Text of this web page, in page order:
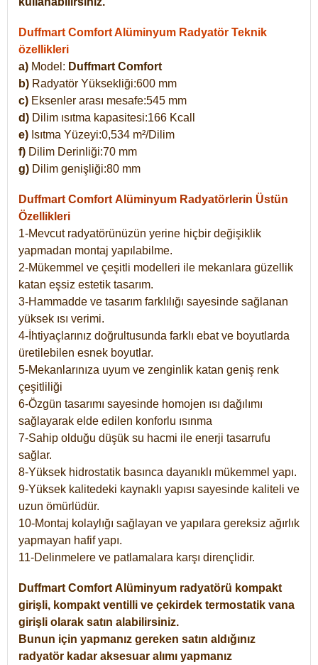
Duffmart Comfort Alüminyum Radyatör Teknik
özellikleri
a) Model: Duffmart Comfort
b) Radyatör Yüksekliği:600 mm
c) Eksenler arası mesafe:545 mm
d) Dilim ısıtma kapasitesi:166 Kcall
e) Isıtma Yüzeyi:0,534 m²/Dilim
f) Dilim Derinliği:70 mm
g) Dilim genişliği:80 mm
Duffmart Comfort Alüminyum Radyatörlerin Üstün
Özellikleri
1-Mevcut radyatörünüzün yerine hiçbir değişiklik
yapmadan montaj yapılabilme.
2-Mükemmel ve çeşitli modelleri ile mekanlara güzellik
katan eşsiz estetik tasarım.
3-Hammadde ve tasarım farklılığı sayesinde sağlanan
yüksek ısı verimi.
4-İhtiyaçlarınız doğrultusunda farklı ebat ve boyutlarda
üretilebilen esnek boyutlar.
5-Mekanlarınıza uyum ve zenginlik katan geniş renk
çeşitliliği
6-Özgün tasarımı sayesinde homojen ısı dağılımı
sağlayarak elde edilen konforlu ısınma
7-Sahip olduğu düşük su hacmi ile enerji tasarrufu
sağlar.
8-Yüksek hidrostatik basınca dayanıklı mükemmel yapı.
9-Yüksek kalitedeki kaynaklı yapısı sayesinde kaliteli ve
uzun ömürlüdür.
10-Montaj kolaylığı sağlayan ve yapılara gereksiz ağırlık
yapmayan hafif yapı.
11-Delinmelere ve patlamalara karşı dirençlidir.
Duffmart Comfort Alüminyum radyatörü kompakt
girişli, kompakt ventilli ve çekirdek termostatik vana
girişli olarak satın alabilirsiniz.
Bunun için yapmanız gereken satın aldığınız
radyatör kadar aksesuar alımı yapmanız